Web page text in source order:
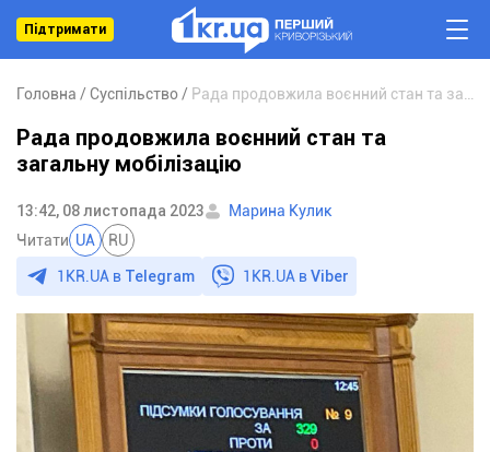
Підтримати
Головна Суспільство
Рада продовжила воєнний стан та
загальну мобілізацію
13:42, 08 листопада 2023
Марина Кулик
Читати UA RU
1KR.UA в Telegram 1KR.UA вViber